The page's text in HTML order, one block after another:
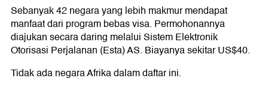
Sebanyak 42 negara yang lebih makmur mendapat
manfaat dari program bebas visa. Permohonannya
diajukan secara daring melalui Sistem Elektronik
Otorisasi Perjalanan (Esta) AS. Biayanya sekitar US$40.
Tidak ada negara Afrika dalam daftar ini.